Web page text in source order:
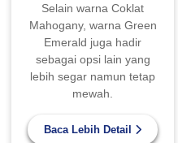
Selain warna Coklat
Mahogany, warna Green
Emerald juga hadir
sebagai opsi lain yang
lebih segar namun tetap
mewah.
Baca Lebih Detail